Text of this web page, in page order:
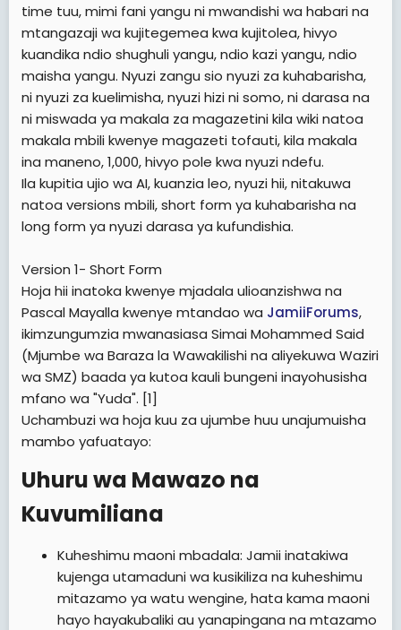
time tuu, mimi fani yangu ni mwandishi wa habari na
mtangazaji wa kujitegemea kwa kujitolea, hivyo
kuandika ndio shughuli yangu, ndio kazi yangu, ndio
maisha yangu. Nyuzi zangu sio nyuzi za kuhabarisha,
ni nyuzi za kuelimisha, nyuzi hizi ni somo, ni darasa na
ni miswada ya makala za magazetini kila wiki natoa
makala mbili kwenye magazeti tofauti, kila makala
ina maneno, 1,000, hivyo pole kwa nyuzi ndefu.
Ila kupitia ujio wa AI, kuanzia leo, nyuzi hii, nitakuwa
natoa versions mbili, short form ya kuhabarisha na
long form ya nyuzi darasa ya kufundishia.
Version 1- Short Form
Hoja hii inatoka kwenye mjadala ulioanzishwa na
Pascal Mayalla kwenye mtandao wa JamiiForums,
ikimzungumzia mwanasiasa Simai Mohammed Said
(Mjumbe wa Baraza la Wawakilishi na aliyekuwa Waziri
wa SMZ) baada ya kutoa kauli bungeni inayohusisha
mfano wa "Yuda". [1]
Uchambuzi wa hoja kuu za ujumbe huu unajumuisha
mambo yafuatayo:
Uhuru wa Mawazo na
Kuvumiliana​
Kuheshimu maoni mbadala: Jamii inatakiwa
kujenga utamaduni wa kusikiliza na kuheshimu
mitazamo ya watu wengine, hata kama maoni
hayo hayakubaliki au yanapingana na mtazamo